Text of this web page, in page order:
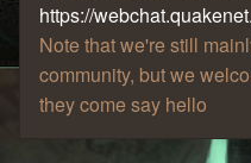
https://
Note that we're still
community, but we
they come say hello